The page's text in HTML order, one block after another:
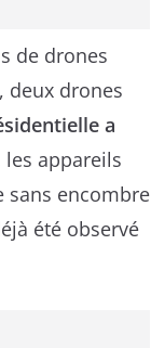
de drones
deux drones
a
appareils
sans encombre
été observé